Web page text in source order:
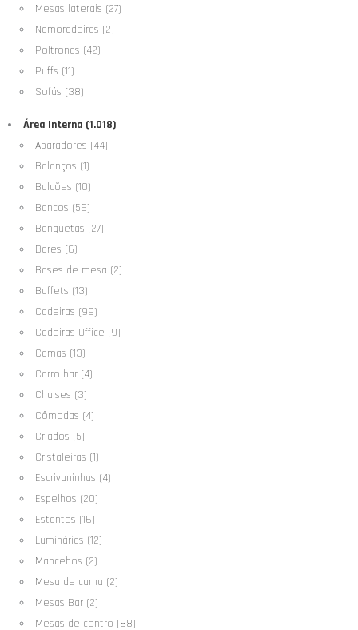
Mesas laterais (27)
Namoradeiras (2)
Poltronas (42)
Puffs (11)
Sofás (38)
Área Interna (1.018)
Aparadores (44)
Balanços (1)
Balcões (10)
Bancos (56)
Banquetas (27)
Bares (6)
Bases de mesa (2)
Buffets (13)
Cadeiras (99)
Cadeiras Office (9)
Camas (13)
Carro bar (4)
Chaises (3)
Cômodas (4)
Criados (5)
Cristaleiras (1)
Escrivaninhas (4)
Espelhos (20)
Estantes (16)
Luminárias (12)
Mancebos (2)
Mesa de cama (2)
Mesas Bar (2)
Mesas de centro (88)